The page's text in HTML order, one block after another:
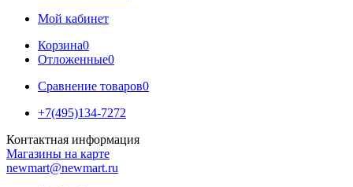
Мой кабинет
Корзина0
Отложенные0
Сравнение товаров0
+7(495)134-7272
Контактная информация
Магазины на карте
newmart@newmart.ru